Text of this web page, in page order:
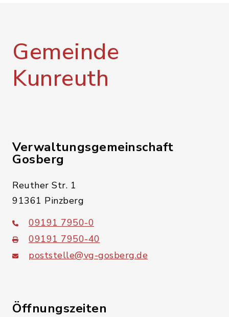
Gemeinde
Kunreuth
Verwaltungsgemeinschaft
Gosberg
Reuther Str. 1
91361 Pinzberg
09191 7950-0
09191 7950-40
poststelle@vg-gosberg.de
Öffnungszeiten